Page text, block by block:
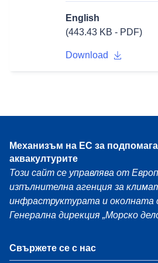
English
(443.43 KB - PDF)
Download
Механизъм на ЕС за
аквакултурите
Този сайт се управлява от
изпълнителна агенция за
инфраструктурата и околната
Генерална дирекция „Морско
Свържете се с нас